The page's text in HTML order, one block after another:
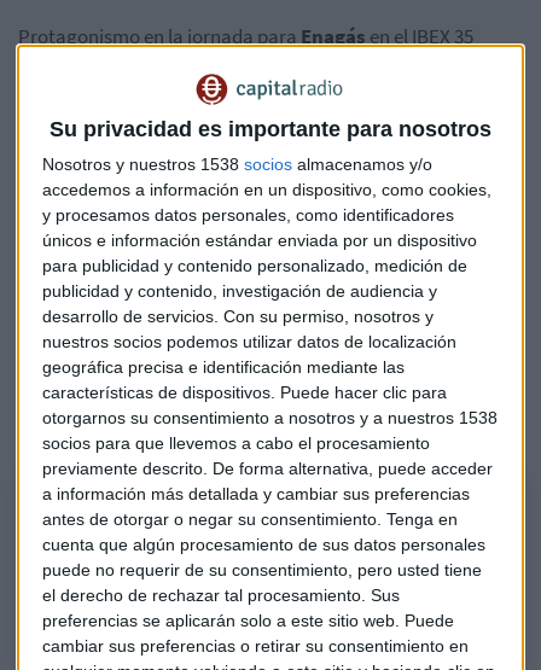
Su privacidad es importante para nosotros
Nosotros y nuestros 1538 socios almacenamos y/o
accedemos a información en un dispositivo, como cookies,
y procesamos datos personales, como identificadores
únicos e información estándar enviada por un dispositivo
para publicidad y contenido personalizado, medición de
publicidad y contenido, investigación de audiencia y
desarrollo de servicios. Con su permiso, nosotros y
nuestros socios podemos utilizar datos de localización
geográfica precisa e identificación mediante las
características de dispositivos. Puede hacer clic para
otorgarnos su consentimiento a nosotros y a nuestros 1538
socios para que llevemos a cabo el procesamiento
previamente descrito. De forma alternativa, puede acceder
a información más detallada y cambiar sus preferencias
antes de otorgar o negar su consentimiento. Tenga en
cuenta que algún procesamiento de sus datos personales
puede no requerir de su consentimiento, pero usted tiene
el derecho de rechazar tal procesamiento. Sus
preferencias se aplicarán solo a este sitio web. Puede
cambiar sus preferencias o retirar su consentimiento en
Protagonismo en la jornada paraEnagásen el IBEX 35
12%, mantiene a pesar de todo previsiones de negocio y sus
acciones apenas han recortado un 0,08%.
Mirando hacia el mercado de lasutilitiescotizadas:
Iberdrolaha destacado con subidas del 2,45% junto a otros
comoSiemensGamesa(+2,72%),Solaria(+2,53%),
Endesa(+2,10%) yNaturgy (+2,05%).
"En este sectorno hay muchas posibilidades de
crecimiento", argumenta el analista de Bolsa General
sobre el conjunto de las firmas y atendiendo a
considera que "cuandollegue a la media, habrá que ver si
consigue superarla".
Más allá de Endesa
Analizamos la situación de la eléctrica en el Consultorio Capital de
Mercado Abierto con David Galán, responsable de Renta Variable de
Bolsa General.